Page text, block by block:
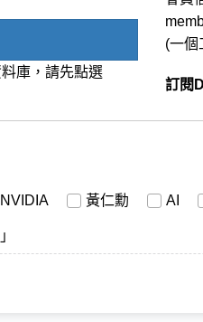
庫，請先點選
(一個
訂閱
NVIDIA 黃仁勳 AI